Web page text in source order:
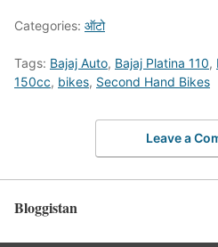
Categories: ऑटो
Tags: Bajaj Auto, Bajaj Platina 110,
150cc, bikes, Second Hand Bikes
Leave a
Bloggistan